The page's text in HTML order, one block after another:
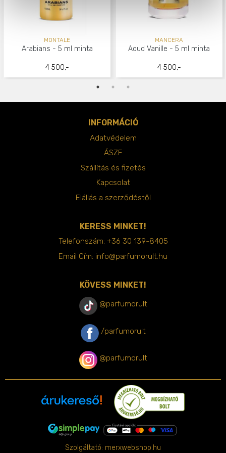
4 500,-
MONTALE
Arabians - 5 ml minta
4 500,-
MANCERA
Aoud Vanille - 5 ml minta
INFORMÁCIÓ
Adatvédelem
ÁSZF
Szállítás és fizetés
Kapcsolat
Elállás a szerződéstől
KERESS MINKET!
Telefonszám: +36 30 139-8405
Email Cím: info@parfumorult.hu
KÖVESS MINKET!
@parfumorult
/parfumorult
@parfumorult
Szolgáltató: merxwebshop.hu